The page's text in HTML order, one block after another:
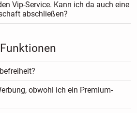
Vip-Service. Kann ich da auch eine
abschließen?
obwohl ich ein Premium-